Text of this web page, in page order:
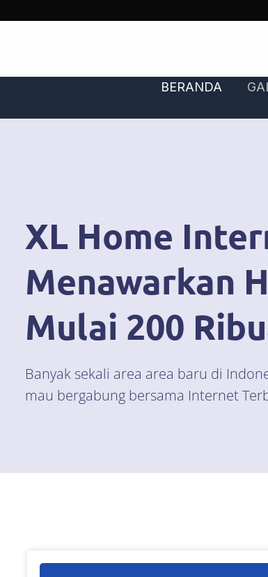
BERANDA
XL Home
Menawarkan
Mulai 200
Banyak sekali area area baru di
mau bergabung bersama Internet